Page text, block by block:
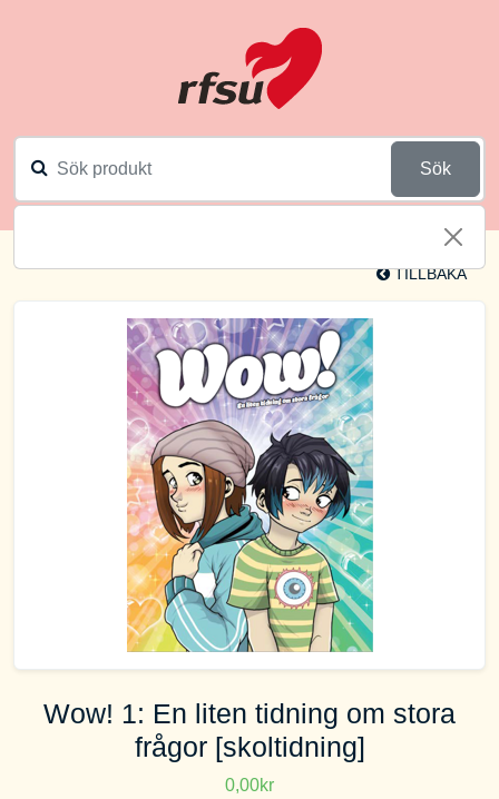
Sök
TILLBAKA
Wow! 1: En liten tidning om stora
frågor [skoltidning]
0,00kr